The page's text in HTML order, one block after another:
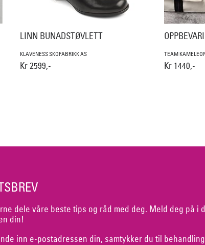
LINN BUNADSTØVLETT
KLAVENESS SKOFABRIKK AS
Kr 2599,-
TEAM
Kr 1440,-
dele våre beste tips og råd med deg. Meld deg på i
din!
inn e-postadressen din, samtykker du til